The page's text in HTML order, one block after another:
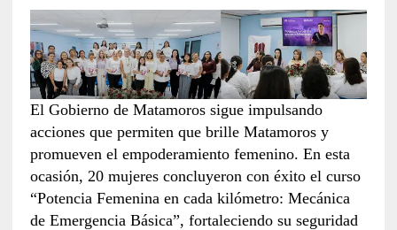
El Gobierno de Matamoros sigue impulsando
acciones que permiten que brille Matamoros y
promueven el empoderamiento femenino. En esta
ocasión, 20 mujeres concluyeron con éxito el curso
“Potencia Femenina en cada kilómetro: Mecánica
de Emergencia Básica”, fortaleciendo su seguridad